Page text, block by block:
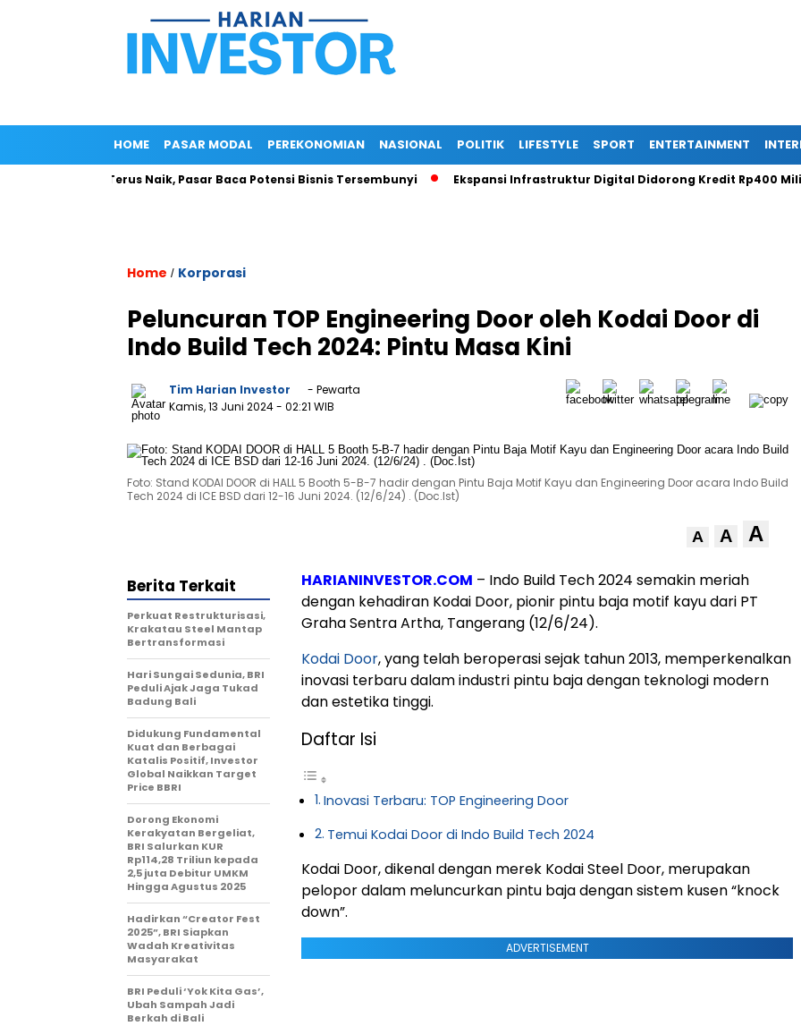
HOME PASAR MODAL PEREKONOMIAN NASIONAL POLITIK LIFESTYLE SPORT ENTERTAINMENT
ROCK Terus Naik, Pasar Baca Potensi Bisnis Tersembunyi Ekspansi Infrastruktur Digital Didorong Kredit Rp400 Miliar
Home / Korporasi
Peluncuran TOP Engineering Door oleh Kodai Door di
Indo Build Tech 2024: Pintu Masa Kini
Tim Harian Investor
- Pewarta
Kamis, 13 Juni 2024- 02:21 WIB
Foto: Stand KODAI DOOR di HALL 5 Booth 5-B-7 hadir dengan Pintu Baja Motif Kayu dan Engineering Door acara Indo Build
Tech 2024 di ICE BSD dari 12-16 Juni 2024. (12/6/24) . (Doc.Ist)
A A A
HARIANINVESTOR.COM – Indo Build Tech 2024 semakin meriah
dengan kehadiran Kodai Door, pionir pintu baja motif kayu dari PT
Graha Sentra Artha, Tangerang (12/6/24).
Kodai Door, yang telah beroperasi sejak tahun 2013, memperkenalkan
inovasi terbaru dalam industri pintu baja dengan teknologi modern
dan estetika tinggi.
Daftar Isi
Inovasi Terbaru: TOP Engineering Door
Temui Kodai Door di Indo Build Tech 2024
Kodai Door, dikenal dengan merek Kodai Steel Door, merupakan
pelopor dalam meluncurkan pintu baja dengan sistem kusen “knock
down”.
ADVERTISEMENT
Berita Terkait
Perkuat Restrukturisasi,
Krakatau Steel Mantap
Bertransformasi
Hari Sungai Sedunia, BRI
Peduli Ajak Jaga Tukad
Badung Bali
Didukung Fundamental
Kuat dan Berbagai
Katalis Positif, Investor
Global Naikkan Target
Price BBRI
Dorong Ekonomi
Kerakyatan Bergeliat,
BRI Salurkan KUR
Rp114,28 Triliun kepada
2,5 juta Debitur UMKM
Hingga Agustus 2025
Hadirkan “Creator Fest
2025”, BRI Siapkan
Wadah Kreativitas
Masyarakat
BRI Peduli ‘Yok Kita Gas’,
Ubah Sampah Jadi
Berkah di Bali